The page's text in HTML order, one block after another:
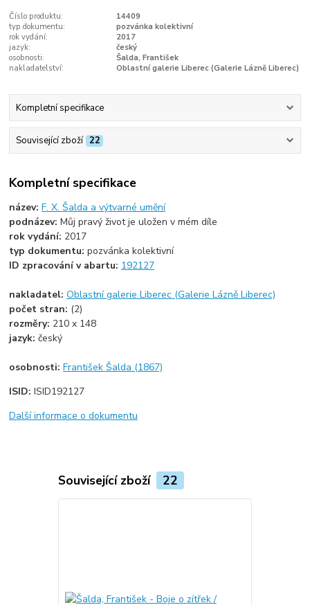
Číslo produktu:
14409
typ dokumentu:
pozvánka kolektivní
rok vydání:
2017
jazyk:
český
osobnosti:
Šalda, František
nakladatelství:
Oblastní galerie Liberec (Galerie Lázně Liberec)
Kompletní specifikace
Související zboží 22
Kompletní specifikace
název:F. X. Šalda a výtvarné umění
podnázev:Můj pravý život je uložen v mém díle
rok vydání: 2017
typ dokumentu:pozvánka kolektivní
ID zpracování v abartu: 192127
nakladatel:Oblastní galerie Liberec (Galerie Lázně Liberec)
počet stran: (2)
rozměry: 210 x 148
jazyk:český
osobnosti:František Šalda (1867)
ISID:ISID192127
Další informace o dokumentu
Související zboží 22